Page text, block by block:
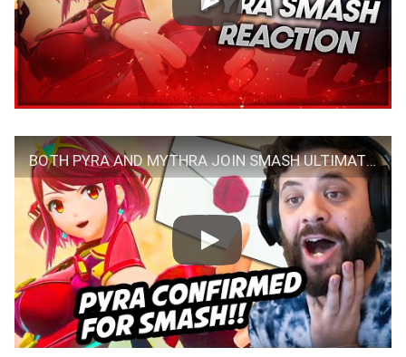
BOTH PYRA AND MYTHRA JOIN SMASH ULTIMATE! HUNGRYBOX REACTS